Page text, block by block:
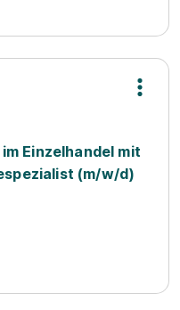
Einzelhandel mit
(m/w/d)